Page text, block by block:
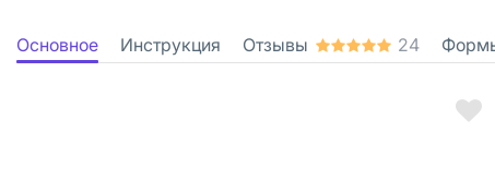
Основное Инструкция Отзывы 24